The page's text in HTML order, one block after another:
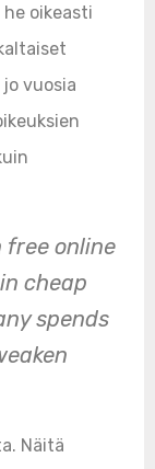
oikeasti
vuosia
free online
cheap
spends
Näitä